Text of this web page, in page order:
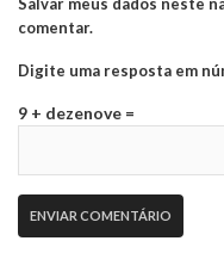
comentar.
Digite uma resposta em
9 + dezenove =